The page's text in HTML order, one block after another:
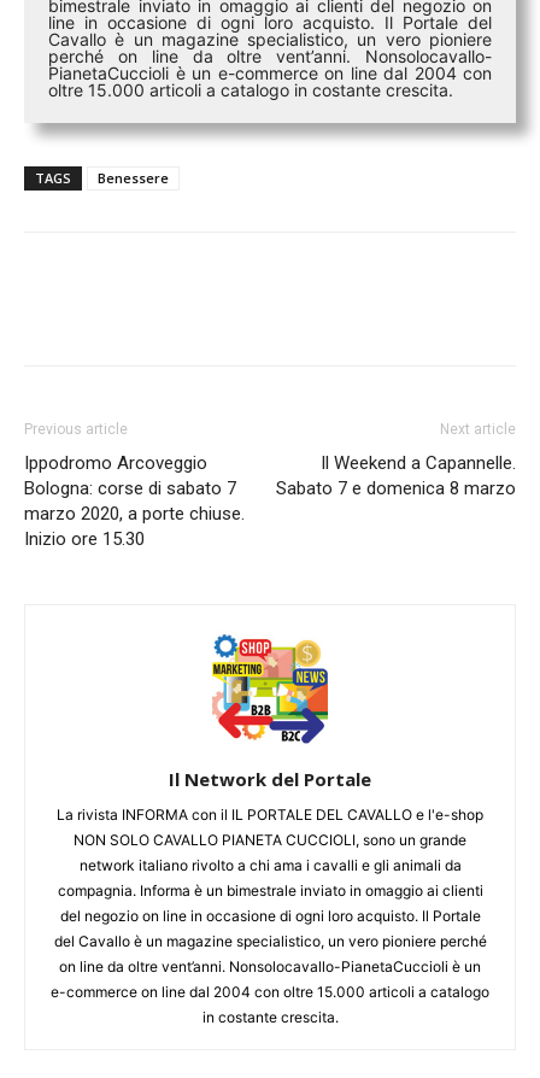
bimestrale inviato in omaggio ai clienti del negozio on
line in occasione di ogni loro acquisto. Il Portale del
Cavallo è un magazine specialistico, un vero pioniere
perché on line da oltre vent’anni. Nonsolocavallo-
PianetaCuccioli è un e-commerce on line dal 2004 con
oltre 15.000 articoli a catalogo in costante crescita.
TAGS Benessere
Previous article
Ippodromo Arcoveggio
Bologna: corse di sabato 7
marzo 2020, a porte chiuse.
Inizio ore 15.30
Next article
Il Weekend a Capannelle.
Sabato 7 e domenica 8 marzo
Il Network del Portale
La rivista INFORMA con il IL PORTALE DEL CAVALLO e l'e-shop
NON SOLO CAVALLO PIANETA CUCCIOLI, sono un grande
network italiano rivolto a chi ama i cavalli e gli animali da
compagnia. Informa è un bimestrale inviato in omaggio ai clienti
del negozio on line in occasione di ogni loro acquisto. Il Portale
del Cavallo è un magazine specialistico, un vero pioniere perché
on line da oltre vent’anni. Nonsolocavallo-PianetaCuccioli è un
e-commerce on line dal 2004 con oltre 15.000 articoli a catalogo
in costante crescita.